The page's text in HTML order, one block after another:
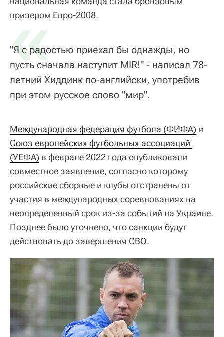
призером Евро-2008.
«
"Я с радостью приехал бы однажды, но
пусть сначала наступит MIR!" - написал 78-
летний Хиддинк по-английски, употребив
при этом русское слово "мир".
Международная федерация футбола (ФИФА) и
Союз европейских футбольных ассоциаций
(УЕФА) в феврале 2022 года опубликовали
совместное заявление, согласно которому
российские сборные и клубы отстранены от
участия в международных соревнованиях на
неопределенный срок из-за событий на Украине.
Позднее было уточнено, что санкции будут
действовать до завершения СВО.